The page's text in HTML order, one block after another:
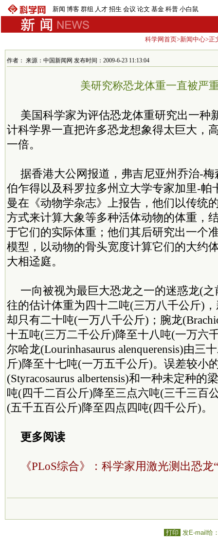
新闻 博客 群组 人才 招生 会议 论文 基金 科普 小白鼠
科学网首页>新闻中心>正
作者： 来源：中国新闻网 发布时间：2009-6-23 11:13:04
美研究称恐龙体重一直被严
美国科学家为评估恐龙体重研究出一种
计科学界一直把许多恐龙想象得太巨大，
一倍。
据香港大公网报道，弗吉尼亚州乔治-
伯乍得以及科罗拉多州立大学专家加里-帕
曼在《动物学杂志》上报告，他们以传统
方式来计算大象等多种活体动物的体重，
于它们的实际体重；他们其后研究出一个
模型，以动物的骨头宽度计算它们的大约
大相迳庭。
一向被视为最巨大恐龙之一的迷惑龙(
往的估计体重为四十二吨(三万八千公斤)
却只有二十吨(一万八千公斤)；腕龙
十五吨(三万二千公斤)降至十八吨(一万六
尔哈龙(Lourinhasaurus alenquerensis)由三
斤)降至十七吨(一万五千公斤)。误差较小
(Styracosaurus albertensis)和一种未定种的
吨(四千二百公斤)降至三点六吨(三千三百
(五千五百公斤)降至四点四吨(四千公斤)。
更多阅读
《PLoS综合》：科学家用激光测出恐龙
打印 发E-mail给